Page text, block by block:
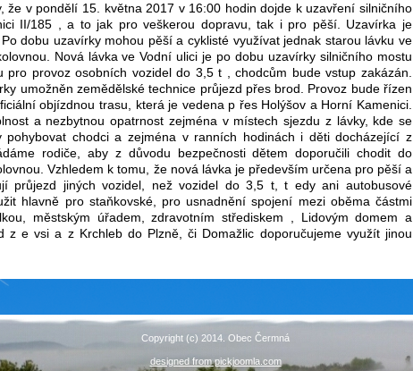
že v pondělí 15. května 2017 v 16:00 hodin dojde k uzavření silničního
II/185 , a to jak pro veškerou dopravu, tak i pro pěší. Uzavírka je
dobu uzavírky mohou pěší a cyklisté využívat jednak starou lávku ve
Nová lávka ve Vodní ulici je po dobu uzavírky silničního mostu
provoz osobních vozidel do 3,5 t , chodcům bude vstup zakázán.
umožněn zemědělské technice průjezd přes brod. Provoz bude řízen
objízdnou trasu, která je vedena p řes Holýšov a Horní Kamenici.
a nezbytnou opatrnost zejména v místech sjezdu z lávky, kde se
pohybovat chodci a zejména v ranních hodinách i děti docházející z
rodiče, aby z důvodu bezpečnosti dětem doporučili chodit do
Vzhledem k tomu, že nová lávka je především určena pro pěší a
průjezd jiných vozidel, než vozidel do 3,5 t, t edy ani autobusové
hlavně pro staňkovské, pro usnadnění spojení mezi oběma částmi
městským úřadem, zdravotním střediskem , Lidovým domem a
z e vsi a z Krchleb do Plzně, či Domažlic doporučujeme využít jinou
Copyright (c) 2014. Obec Čermná
designed from pickjoomla.com